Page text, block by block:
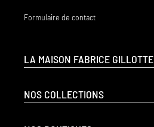
LA MAISON FABRICE GILLOTTE
NOS COLLECTIONS
Formulaire de contact